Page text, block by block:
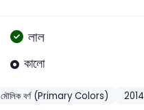
লাল
কালো
মৌলিক বর্ণ (Primary Colors) 2014